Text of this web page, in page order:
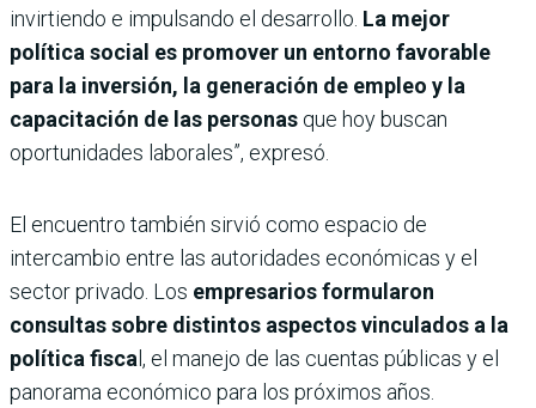
invirtiendo e impulsando el desarrollo. La mejor
política social es promover un entorno favorable
para la inversión, la generación de empleo y la
capacitación de las personas que hoy buscan
oportunidades laborales”, expresó.
El encuentro también sirvió como espacio de
intercambio entre las autoridades económicas y el
sector privado. Los empresarios formularon
consultas sobre distintos aspectos vinculados a la
política fisca l, el manejo de las cuentas públicas y el
panorama económico para los próximos años.